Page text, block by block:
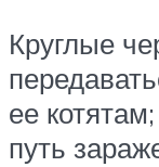
Круглые
ее
путь